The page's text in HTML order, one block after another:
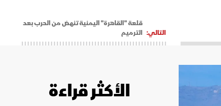
التالي:
قلعة "القاهرة" اليمنية تنهض من الحرب بعد
الترميم
الأكثر قراءة